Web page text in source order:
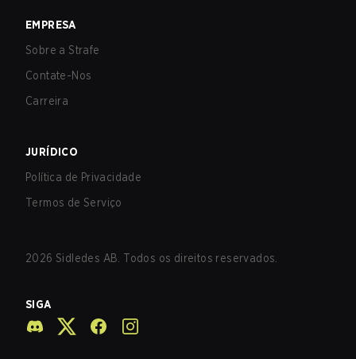
EMPRESA
Sobre a Strafe
Contate-Nos
Carreira
JURÍDICO
Política de Privacidade
Termos de Serviço
2026 Sidledes AB. Todos os direitos reservados.
SIGA